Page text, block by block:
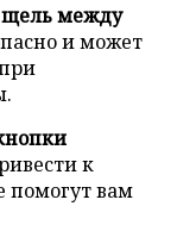
щель между
и может
к
вам